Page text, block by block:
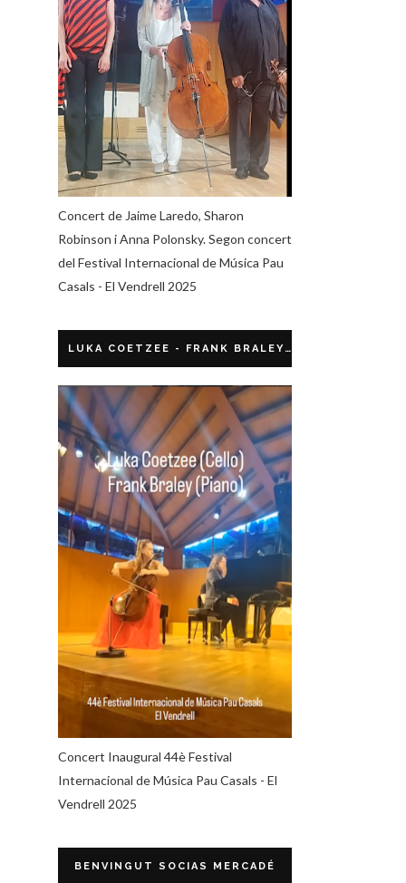
Concert de Jaime Laredo, Sharon
Robinson i Anna Polonsky. Segon concert
del Festival Internacional de Música Pau
Casals - El Vendrell 2025
LUKA COETZEE - FRANK BRALEY
Concert Inaugural 44è Festival
Internacional de Música Pau Casals - El
Vendrell 2025
BENVINGUT SOCIAS MERCADÉ